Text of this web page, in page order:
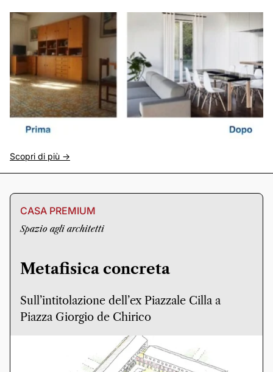
Scopri di più ->
CASA PREMIUM
Spazio agli architetti
Metafisica concreta
Sull’intitolazione dell’ex Piazzale Cilla a
Piazza Giorgio de Chirico